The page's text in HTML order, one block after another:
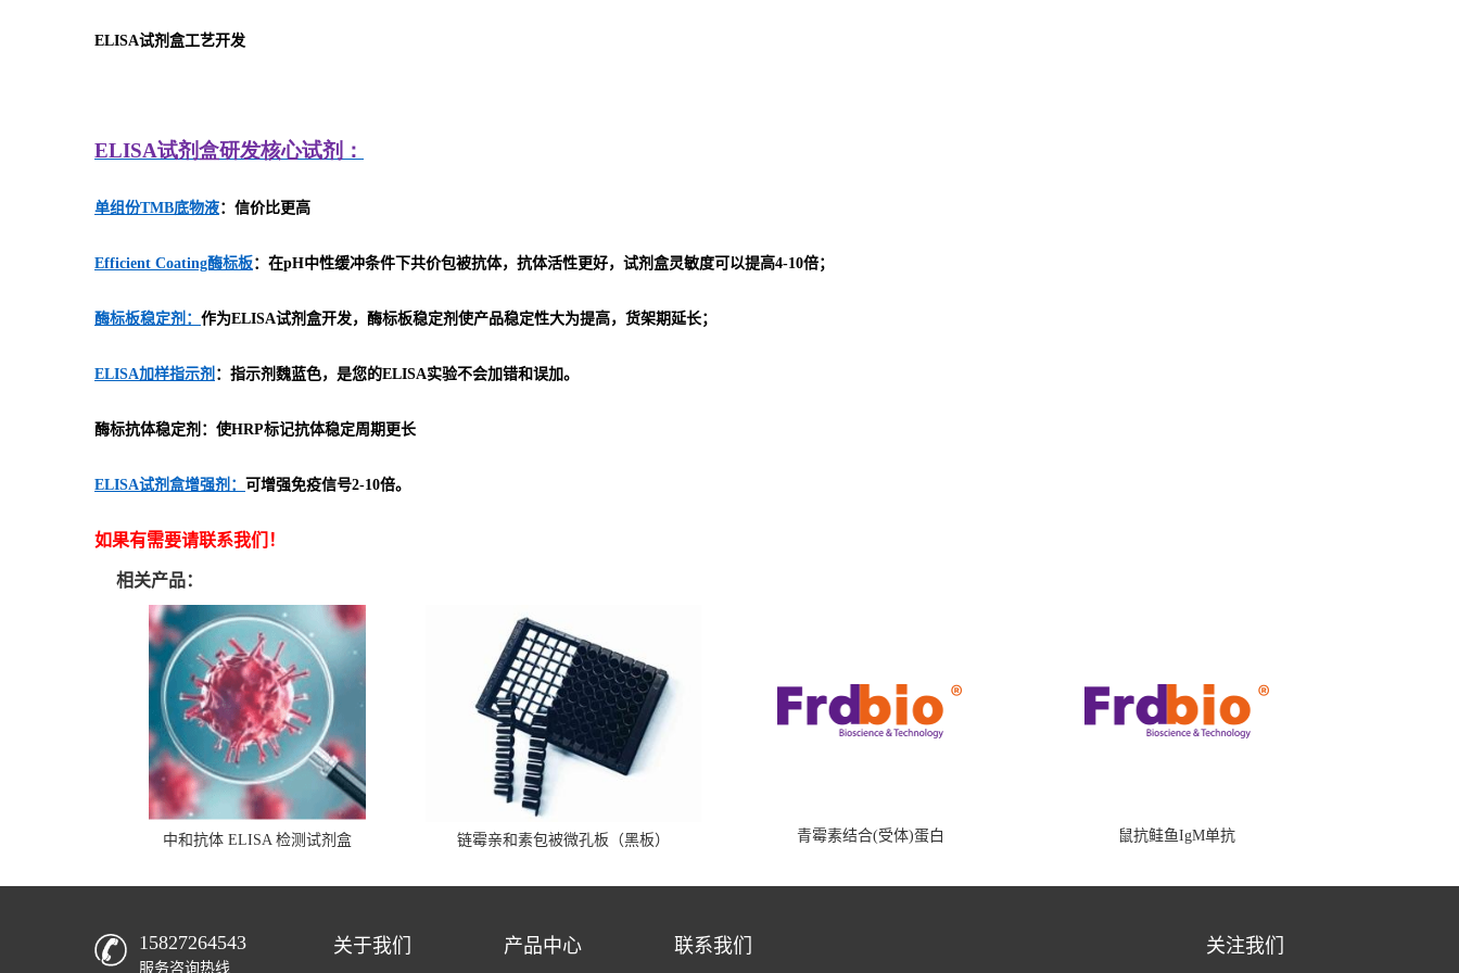
ELISA试剂盒工艺开发
ELISA试剂盒研发核心试剂：
单组份TMB底物液：信价比更高
Efficient Coating酶标板：在pH中性缓冲条件下共价包被抗体，抗体活性更好，试剂盒灵敏度可以提高4-10倍；
酶标板稳定剂： 作为ELISA试剂盒开发，酶标板稳定剂使产品稳定性大为提高，货架期延长；
ELISA加样指示剂 ：指示剂魏蓝色，是您的ELISA实验不会加错和误加。
酶标抗体稳定剂：使HRP标记抗体稳定周期更长
ELISA试剂盒增强剂： 可增强免疫信号2-10倍。
如果有需要请联系我们！
相关产品：
中和抗体 ELISA 检测试剂盒 链霉亲和素包被微孔板（黑板） 青霉素结合(受体)蛋白 鼠抗鲑鱼IgM单抗
15827264543
服务咨询热线
关于我们 产品中心 联系我们 关注我们